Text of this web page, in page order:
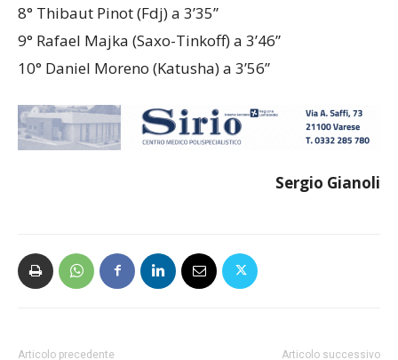
8° Thibaut Pinot (Fdj) a 3’35”
9° Rafael Majka (Saxo-Tinkoff) a 3’46”
10° Daniel Moreno (Katusha) a 3’56”
Sergio Gianoli
Articolo precedente Articolo successivo